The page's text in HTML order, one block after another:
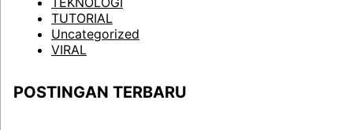
TUTORIAL
Uncategorized
VIRAL
POSTINGAN TERBARU